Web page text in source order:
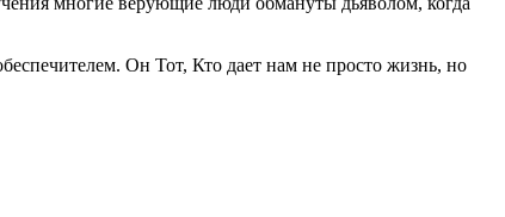
Он Тот, Кто дает нам не просто жизнь, но